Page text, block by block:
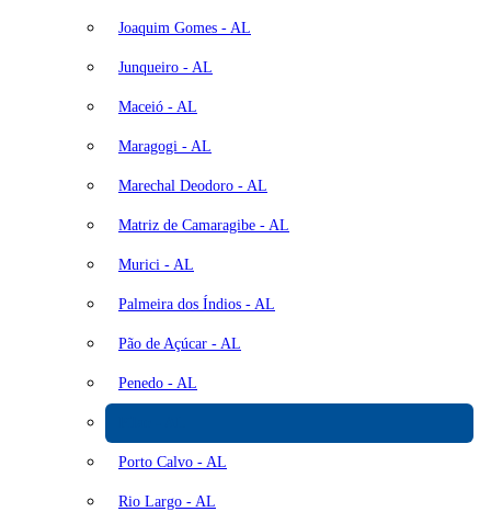
Joaquim Gomes - AL
Junqueiro - AL
Maceió - AL
Maragogi - AL
Marechal Deodoro - AL
Matriz de Camaragibe - AL
Murici - AL
Palmeira dos Índios - AL
Pão de Açúcar - AL
Penedo - AL
Porto Calvo - AL
Rio Largo - AL